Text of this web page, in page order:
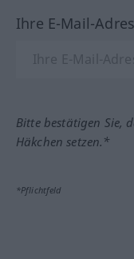
Ihre E-Mail-
Bitte bestätigen Sie,
Häkchen setzen.*
*Pflichtfeld